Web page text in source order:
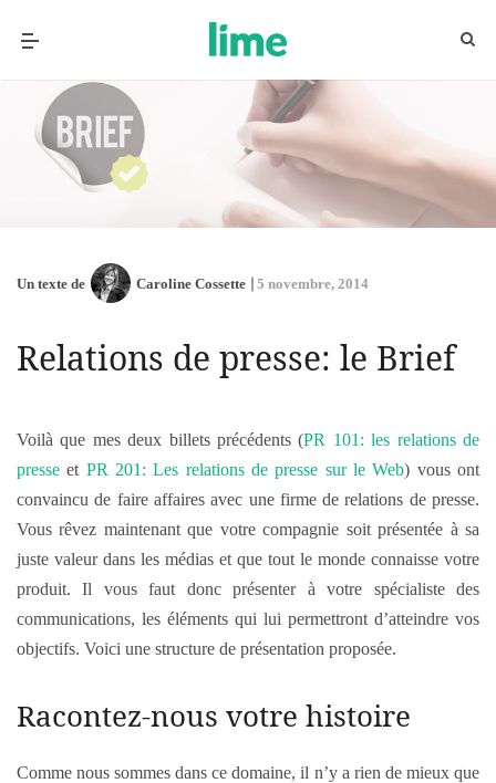
Un texte de Caroline Cossette 5 novembre, 2014
Relations de presse: le Brief
Voilà que mes deux billets précédents (PR 101: les relations de
presse et PR 201: Les relations de presse sur le Web) vous ont
convaincu de faire affaires avec une firme de relations de presse.
Vous rêvez maintenant que votre compagnie soit présentée à sa
juste valeur dans les médias et que tout le monde connaisse votre
produit. Il vous faut donc présenter à votre spécialiste des
communications, les éléments qui lui permettront d’atteindre vos
objectifs. Voici une structure de présentation proposée.
Racontez-nous votre histoire
Comme nous sommes dans ce domaine, il n’y a rien de mieux que